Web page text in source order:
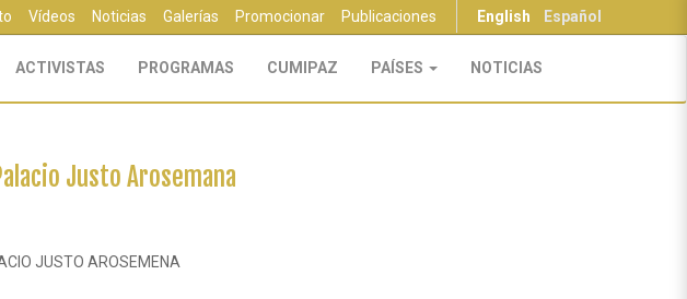
English Español
Vídeos Noticias Galerías Promocionar Publicaciones
ACTIVISTAS PROGRAMAS CUMIPAZ PAÍSES NOTICIAS
Justo Arosemana
JUSTO AROSEMENA